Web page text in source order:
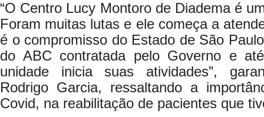
“O Centro Lucy Montoro de Diadema é
Foram muitas lutas e ele começa a
é o compromisso do Estado de São
do ABC contratada pelo Governo e
unidade inicia suas atividades”,
Rodrigo Garcia, ressaltando a
Covid, na reabilitação de pacientes que